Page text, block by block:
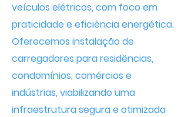
veículos elétricos, com foco em
praticidade e eficiência energética.
Oferecemos instalação de
carregadores para residências,
condomínios, comércios e
indústrias, viabilizando uma
infraestrutura segura e otimizada